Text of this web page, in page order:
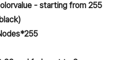
- starting from 255